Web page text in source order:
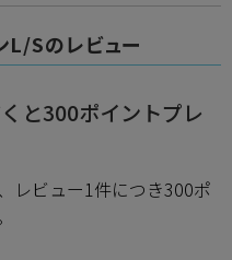
L/Sのレビュー
と300ポイントプレ
レビュー1件につき300ポ